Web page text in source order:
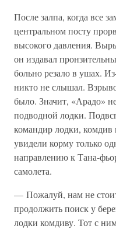
После залпа, когда все
центральном посту
высокого давления.
он издавал
больно резало в ушах.
никто не слышал.
было. Значит, «Арадо»
подводной лодки.
командир лодки,
увидели корму только
направлению к Тана-
самолета.
— Пожалуй, нам не
продолжить поиск у
лодки комдиву. Тот с